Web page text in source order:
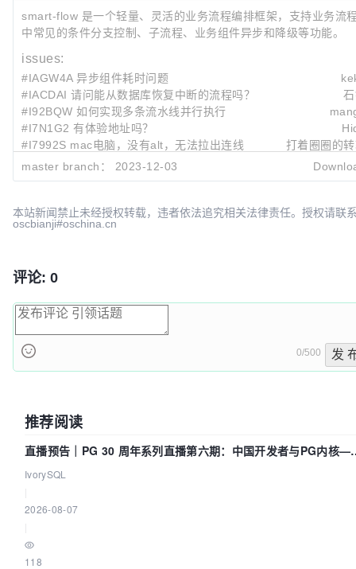
smart-flow 是一个轻量、灵活的业务流程编排框架，支持业务流
中常见的条件分支控制、子流程、业务组件异步和降级等功能。
issues:
#IAGW4A 异步组件耗时问题
#IACDAI 请问能从数据库恢复中断的流程吗？
#I92BQW 如何实现多条流水线并行执行
#I7N1G2 有体验地址吗？
#I7992S mac电脑，没有alt，无法拉出连线
打着圈圈的
Last submit:
5b2148cd
qinluo: yamikaze 2023-11-16
94b5e8b1
qinluo:
master branch： 2023-12-03
本站新闻禁止未经授权转载，违者依法追究相关法律责任。授权请联
oscbianji#oschina.cn
评论: 0
0/500 发
推荐阅读
直播预告｜PG 30 周年系列直播第六期：中国开发者与PG内核
我们改得动吗？我们贡献了什么？
IvorySQL
2026-08-07
118